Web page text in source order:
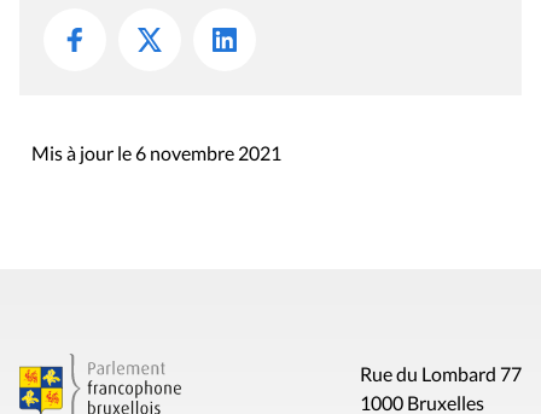
Mis à jour le 6 novembre 2021
Rue du Lombard 77
1000 Bruxelles